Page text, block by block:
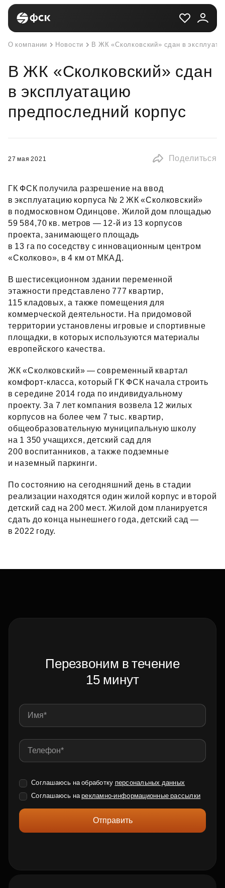
О компании Новости В ЖК «Сколковский» сдан в
В ЖК «Сколковский» сдан
в эксплуатацию
предпоследний корпус
27 мая 2021 Поделиться
ГК ФСК получила разрешение на ввод
в эксплуатацию корпуса № 2 ЖК «Сколковский»
в подмосковном Одинцове. Жилой дом площадью
59 584,70 кв. метров — 12‑й из 13 корпусов
проекта, занимающего площадь
в 13 га по соседству с инновационным центром
«Сколково», в 4 км от МКАД.
В шестисекционном здании переменной
этажности представлено 777 квартир,
115 кладовых, а также помещения для
коммерческой деятельности. На придомовой
территории установлены игровые и спортивные
площадки, в которых используются материалы
европейского качества.
ЖК «Сколковский» — современный квартал
комфорт‑класса, который ГК ФСК начала строить
в середине 2014 года по индивидуальному
проекту. За 7 лет компания возвела 12 жилых
корпусов на более чем 7 тыс. квартир,
общеобразовательную муниципальную школу
на 1 350 учащихся, детский сад для
200 воспитанников, а также подземные
и наземный паркинги.
По состоянию на сегодняшний день в стадии
реализации находятся один жилой корпус и второй
детский сад на 200 мест. Жилой дом планируется
сдать до конца нынешнего года, детский сад —
в 2022 году.
Перезвоним в течение
15 минут
Соглашаюсь на обработку персональных данных
Соглашаюсь нарекламно-информационные рассылки
Отправить